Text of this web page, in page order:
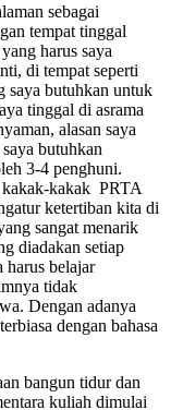
sebagai
tempat tinggal
harus saya
di tempat seperti
saya butuhkan untuk
tinggal di asrama
alasan saya
butuhkan
3-4 penghuni.
kakak PRTA
ketertiban kita di
sangat menarik
diadakan setiap
harus belajar
tidak
Dengan adanya
dengan bahasa
bangun tidur dan
kuliah dimulai